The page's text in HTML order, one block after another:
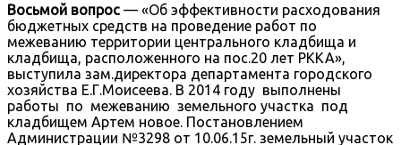
Восьмой вопрос — «Об эффективности расходования
бюджетных средств на проведение работ по
межеванию территории центрального кладбища и
кладбища, расположенного на пос.20 лет РККА»,
выступила зам.директора департамента городского
хозяйства Е.Г.Моисеева. В 2014 году выполнены
работы по межеванию земельного участка под
кладбищем Артем новое. Постановлением
Администрации №3298 от 10.06.15г. земельный участок